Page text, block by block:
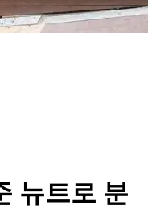
뉴트로 분